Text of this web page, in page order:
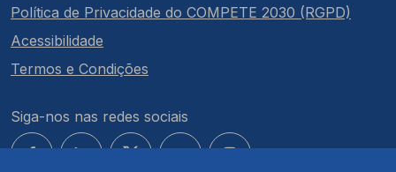
Política de Privacidade do COMPETE 2030 (RGPD)
Acessibilidade
Termos e Condições
Siga-nos nas redes sociais